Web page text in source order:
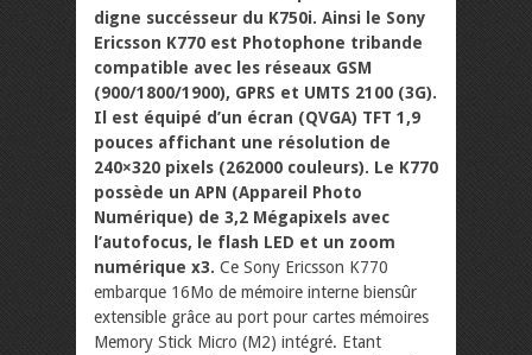
digne succésseur du K750i. Ainsi le Sony
Ericsson K770 est Photophone tribande
compatible avec les réseaux GSM
(900/1800/1900), GPRS et UMTS 2100 (3G).
Il est équipé d’un écran (QVGA) TFT 1,9
pouces affichant une résolution de
240×320 pixels (262000 couleurs). Le K770
possède un APN (Appareil Photo
Numérique) de 3,2 Mégapixels avec
l’autofocus, le flash LED et un zoom
numérique x3. Ce Sony Ericsson K770
embarque 16Mo de mémoire interne biensûr
extensible grâce au port pour cartes mémoires
Memory Stick Micro (M2) intégré. Etant